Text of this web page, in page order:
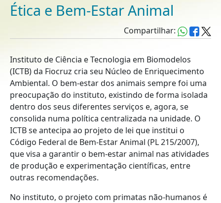
Ética e Bem-Estar Animal
Compartilhar:
Instituto de Ciência e Tecnologia em Biomodelos
(ICTB) da Fiocruz cria seu Núcleo de Enriquecimento
Ambiental. O bem-estar dos animais sempre foi uma
preocupação do instituto, existindo de forma isolada
dentro dos seus diferentes serviços e, agora, se
consolida numa política centralizada na unidade. O
ICTB se antecipa ao projeto de lei que institui o
Código Federal de Bem-Estar Animal (PL 215/2007),
que visa a garantir o bem-estar animal nas atividades
de produção e experimentação científicas, entre
outras recomendações.
No instituto, o projeto com primatas não-humanos é